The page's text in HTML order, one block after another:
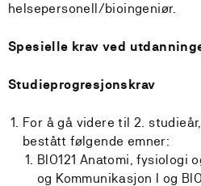
helsepersonell/bioingeniør.
Spesielle krav ved
Studieprogresjonskrav
For å gå videre til 2.
bestått følgende emner:
BIO121 Anatomi, fysiologi
og Kommunikasjon I og